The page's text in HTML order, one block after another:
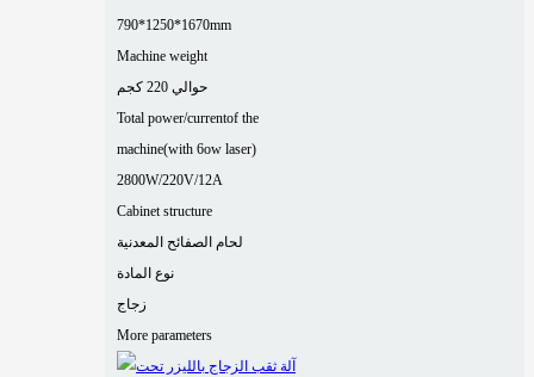
790*1250*1670mm
Machine weight
حوالي 220 كجم
Total power/currentof the
machine(with 6ow laser)
2800W/220V/12A
Cabinet structure
لحام الصفائح المعدنية
نوع المادة
زجاج
More parameters